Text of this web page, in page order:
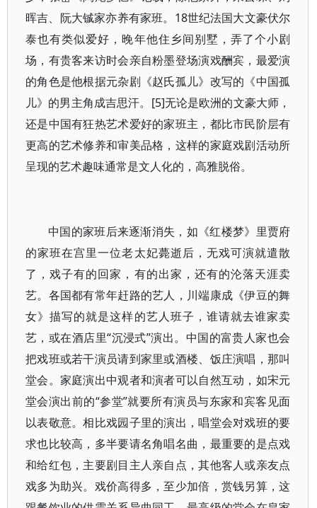
晖吉、阮大铖家亦养有家班。18世纪法国大文豪伏尔
泰也有类似爱好，晚年他住乡间别墅，弄了个小剧
场，有贵客来访时会亲自粉墨登场演戏酬宾，最爱演
的角色是他根据元杂剧《赵氏孤儿》改写的《中国孤
儿》的男主角成吉思汗。[5]无论是欧洲的文豪大师，
还是中国有狂热艺术爱好的家班主，都比市民阶层有
更高的艺术修养和审美品格，这样的家庭戏剧活动所
呈现的艺术趣味通常是文人化的，高雅脱俗。
中国的家班后来逐渐消失，如《红楼梦》里贾府
的家班在宫里一位老太妃薨逝后，无戏可演就遣散
了，戏子有的回家，有的出家，还有的沦落天涯卖
艺。各国都有常年赶路的艺人，川端康成《伊豆的舞
女》描写的就是这样的艺人班子，谁请就去谁家卖
艺，或在酒店里“沉浸式”演出。中国的富贵人家也会
把戏班或若干演员请到家里或酒楼、饭庄演唱，那叫
堂会。家庭演出中观者和演者可以自然互动，如宋元
堂会演出前的“参堂”就要所有演员与东家和宾客见面
以表敬意。相比戏园子里的演出，唱堂会对戏班的要
求也比较高，多半要请名角唱名曲，最重要的是点戏
和给红包，主要剧目主人亲自点，其他客人或亲友点
戏多为助兴。戏价高得多，至少加倍，赏钱另算，这